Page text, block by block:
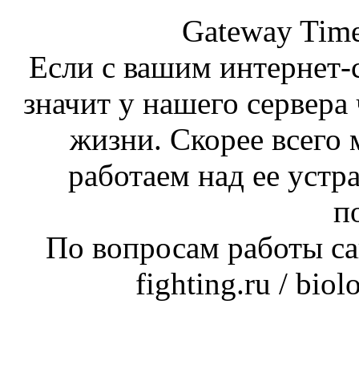
Gateway
Если с вашим интернет-
значит у нашего
жизни. Скорее
работаем над ее
По вопросам работы
fighting.ru /